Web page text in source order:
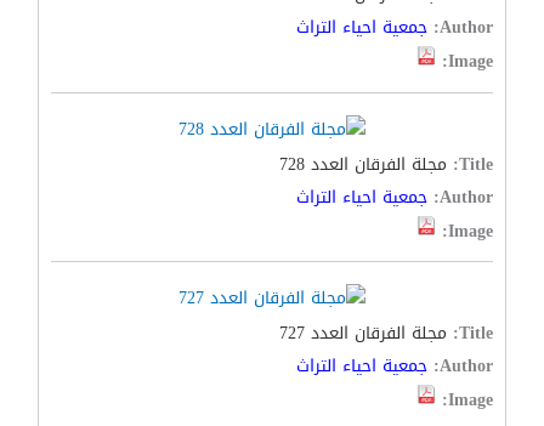
Author: جمعية احياء التراث
Image:
Title: مجلة الفرقان العدد 728
Author: جمعية احياء التراث
Image:
Title: مجلة الفرقان العدد 727
Author: جمعية احياء التراث
Image: